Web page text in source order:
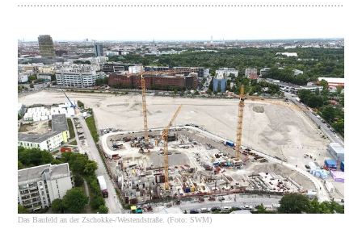
Das Baufeld an der Zschokke-/Westendstraße. (Foto: SWM)